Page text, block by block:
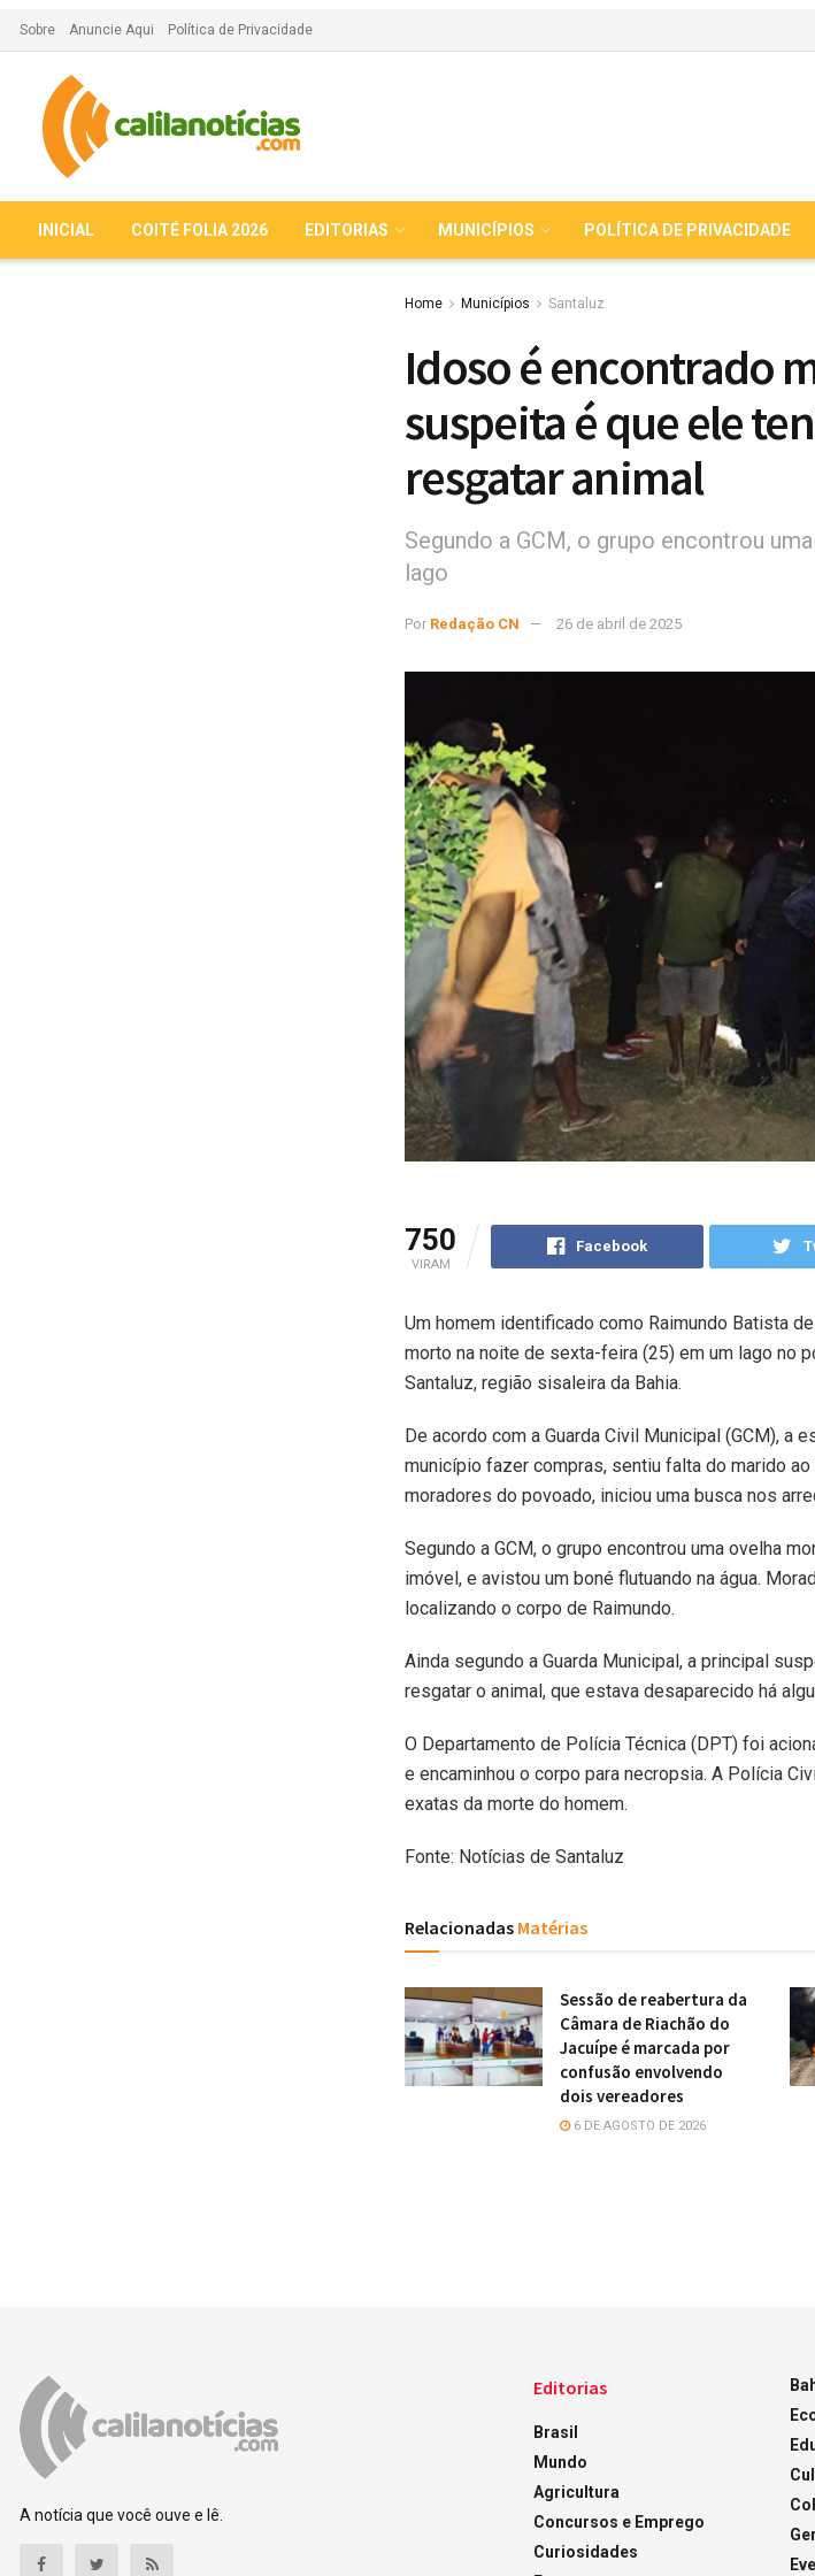
Sobre Anuncie Aqui Política de Privacidade
INICIAL COITÉ FOLIA 2026 EDITORIAS MUNICÍPIOS POLÍTICA DE PRIVACIDADE
Home Municípios Santaluz
Idoso é encontrado
suspeita é que ele
resgatar animal
Segundo a GCM, o grupo encontrou
lago
Por Redação CN 26 de abril de 2025
750
VIRAM
Facebook
Um homem identificado como Raimundo Batista
morto na noite de sexta-feira (25) em um lago no
Santaluz, região sisaleira da Bahia.
De acordo com a Guarda Civil Municipal (GCM), a
município fazer compras, sentiu falta do marido ao
moradores do povoado, iniciou uma busca nos
Segundo a GCM, o grupo encontrou uma ovelha
imóvel, e avistou um boné flutuando na água.
localizando o corpo de Raimundo.
Ainda segundo a Guarda Municipal, a principal
resgatar o animal, que estava desaparecido há
O Departamento de Polícia Técnica (DPT) foi
e encaminhou o corpo para necropsia. A Polícia
exatas da morte do homem.
Fonte: Notícias de Santaluz
Relacionadas Matérias
Sessão de reabertura da
Câmara de Riachão do
Jacuípe é marcada por
confusão envolvendo
dois vereadores
6 DE AGOSTO DE 2026
A notícia que você ouve e lê.
Editorias
Brasil
Mundo
Agricultura
Concursos e Emprego
Curiosidades